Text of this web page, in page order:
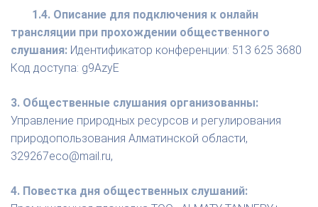
1.4. Описание для подключения к онлайн
трансляции при прохождении общественного
слушания: Идентификатор конференции: 513 625 3680
Код доступа: g9AzyE
3. Общественные слушания организованны:
Управление природных ресурсов и регулирования
природопользования Алматинской области,
329267eco@mail.ru,
4. Повестка дня общественных слушаний: